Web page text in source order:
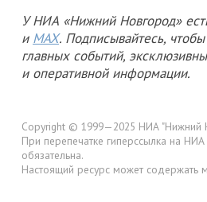
У НИА «Нижний Новгород»
и MAX. Подписывайтесь,
главных событий,
и оперативной информации.
Copyright © 1999—2025 НИА "Нижний
При перепечатке гиперссылка на
обязательна.
Настоящий ресурс может содержать